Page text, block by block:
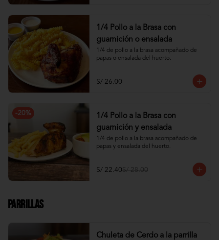
1/4 Pollo a la Brasa con
guarnición o ensalada
1/4 de pollo a la brasa acompañado de
papas o ensalada del huerto.
S/ 26.00
-20%
1/4 Pollo a la Brasa con
guarnición y ensalada
1/4 de pollo a la brasa acompañado de
papas y ensalada del huerto.
S/ 22.40S/ 28.00
Parrillas
Chuleta de Cerdo a la parrilla